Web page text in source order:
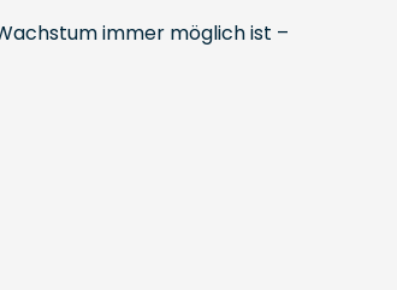
immer möglich ist –